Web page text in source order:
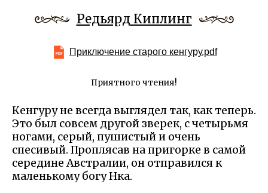
Редьярд Киплинг
Приключение старого кенгуру.pdf
Приятного чтения!
Кенгуру не всегда выглядел так, как теперь.
Это был совсем другой зверек, с четырьмя
ногами, серый, пушистый и очень
спесивый. Проплясав на пригорке в самой
середине Австралии, он отправился к
маленькому богу Нка.